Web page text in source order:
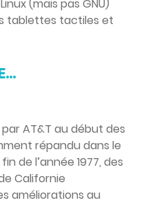
(mais pas GNU)
tablettes tactiles et
AT&T au début des
répandu dans le
de l’année 1977, des
Californie
améliorations au